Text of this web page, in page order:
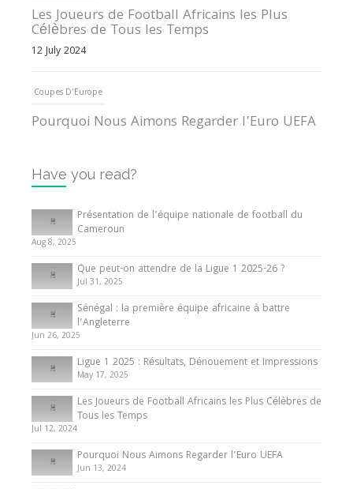
Les Joueurs de Football Africains les Plus
Célèbres de Tous les Temps
12 July 2024
Coupes D'Europe
Pourquoi Nous Aimons Regarder l’Euro UEFA
Internationales
Tout ce que vous devez savoir sur la Coupe
d’Afrique des Nations
10 May 2024
Internationales
Présentation de l’équipe nationale de football
du Cameroun
8 August 2025
Have you read?
Présentation de l’équipe nationale de football du
Cameroun
Aug 8, 2025
Que peut-on attendre de la Ligue 1 2025-26 ?
Jul 31, 2025
Sénégal : la première équipe africaine à battre
l’Angleterre
Jun 26, 2025
Ligue 1 2025 : Résultats, Dénouement et Impressions
May 17, 2025
Les Joueurs de Football Africains les Plus Célèbres de
Tous les Temps
Jul 12, 2024
Pourquoi Nous Aimons Regarder l’Euro UEFA
Jun 13, 2024